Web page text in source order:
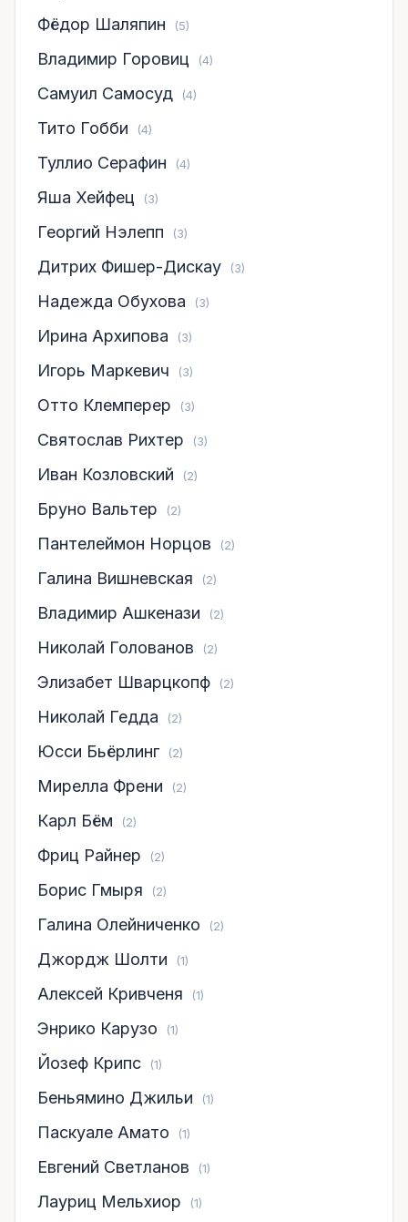
Фёдор Шаляпин (5)
Владимир Горовиц (4)
Самуил Самосуд (4)
Тито Гобби (4)
Туллио Серафин (4)
Яша Хейфец (3)
Георгий Нэлепп (3)
Дитрих Фишер-Дискау (3)
Надежда Обухова (3)
Ирина Архипова (3)
Игорь Маркевич (3)
Отто Клемперер (3)
Святослав Рихтер (3)
Иван Козловский (2)
Бруно Вальтер (2)
Пантелеймон Норцов (2)
Галина Вишневская (2)
Владимир Ашкенази (2)
Николай Голованов (2)
Элизабет Шварцкопф (2)
Николай Гедда (2)
Юсси Бьёрлинг (2)
Мирелла Френи (2)
Карл Бём (2)
Фриц Райнер (2)
Борис Гмыря (2)
Галина Олейниченко (2)
Джордж Шолти (1)
Алексей Кривченя (1)
Энрико Карузо (1)
Йозеф Крипс (1)
Беньямино Джильи (1)
Паскуале Амато (1)
Евгений Светланов (1)
Лауриц Мельхиор (1)